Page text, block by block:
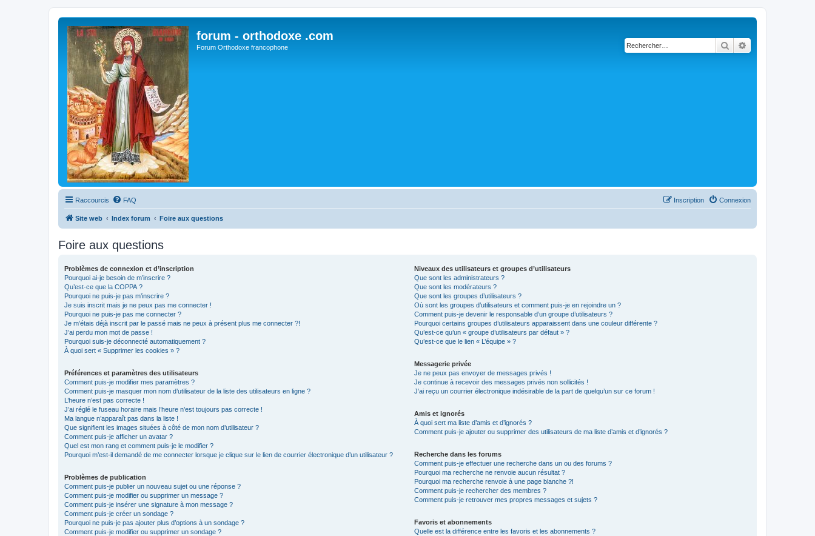
forum - orthodoxe .com
Forum Orthodoxe francophone Rechercher
Raccourcis FAQ Connexion
Inscription
Site web Index forum Foire aux questions
Foire aux questions
Problèmes de connexion et d’inscription
Pourquoi ai-je besoin de m’inscrire ?
Qu’est-ce que la COPPA ?
Pourquoi ne puis-je pas m’inscrire ?
Je suis inscrit mais je ne peux pas me connecter !
Pourquoi ne puis-je pas me connecter ?
Je m’étais déjà inscrit par le passé mais ne peux à présent plus me connecter ?!
J’ai perdu mon mot de passe !
Pourquoi suis-je déconnecté automatiquement ?
À quoi sert « Supprimer les cookies » ?
Préférences et paramètres des utilisateurs
Comment puis-je modifier mes paramètres ?
Comment puis-je masquer mon nom d’utilisateur de la liste des utilisateurs en ligne ?
L’heure n’est pas correcte !
J’ai réglé le fuseau horaire mais l’heure n’est toujours pas correcte !
Ma langue n’apparaît pas dans la liste !
Que signifient les images situées à côté de mon nom d’utilisateur ?
Comment puis-je afficher un avatar ?
Quel est mon rang et comment puis-je le modifier ?
Pourquoi m’est-il demandé de me connecter lorsque je clique sur le lien de courrier électronique d’un utilisateur ?
Problèmes de publication
Comment puis-je publier un nouveau sujet ou une réponse ?
Comment puis-je modifier ou supprimer un message ?
Comment puis-je insérer une signature à mon message ?
Comment puis-je créer un sondage ?
Pourquoi ne puis-je pas ajouter plus d’options à un sondage ?
Comment puis-je modifier ou supprimer un sondage ?
Niveaux des utilisateurs et groupes d’utilisateurs
Que sont les administrateurs ?
Que sont les modérateurs ?
Que sont les groupes d’utilisateurs ?
Où sont les groupes d’utilisateurs et comment puis-je en rejoindre un ?
Comment puis-je devenir le responsable d’un groupe d’utilisateurs ?
Pourquoi certains groupes d’utilisateurs apparaissent dans une couleur différente ?
Qu’est-ce qu’un « groupe d’utilisateurs par défaut » ?
Qu’est-ce que le lien « L’équipe » ?
Messagerie privée
Je ne peux pas envoyer de messages privés !
Je continue à recevoir des messages privés non sollicités !
J’ai reçu un courrier électronique indésirable de la part de quelqu’un sur ce forum !
Amis et ignorés
À quoi sert ma liste d’amis et d’ignorés ?
Comment puis-je ajouter ou supprimer des utilisateurs de ma liste d’amis et d’ignorés ?
Recherche dans les forums
Comment puis-je effectuer une recherche dans un ou des forums ?
Pourquoi ma recherche ne renvoie aucun résultat ?
Pourquoi ma recherche renvoie à une page blanche ?!
Comment puis-je rechercher des membres ?
Comment puis-je retrouver mes propres messages et sujets ?
Favoris et abonnements
Quelle est la différence entre les favoris et les abonnements ?